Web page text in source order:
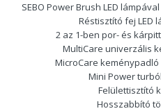
SEBO Power Brush LED
Réstisztító fej LED
2 az 1-ben por- és
MultiCare univerzális
MicroCare keménypadló
Mini Power
Felülettisztító
Hosszabbító